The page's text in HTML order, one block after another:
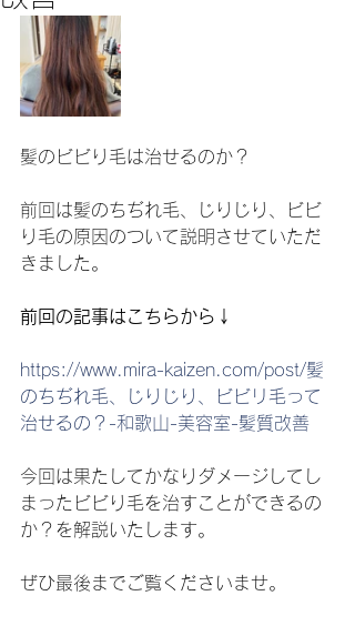
髪のビビり毛は治せるのか？
前回は髪のちぢれ毛、じりじり、ビビ
り毛の原因のついて説明させていただ
きました。
前回の記事はこちらから↓
https://www.mira-kaizen.com/post/髪
のちぢれ毛、じりじり、ビビリ毛って
治せるの？-和歌山-美容室-髪質改善
今回は果たしてかなりダメージしてし
まったビビり毛を治すことができるの
か？を解説いたします。
ぜひ最後までご覧くださいませ。